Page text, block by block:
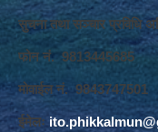
सुचना तथा सञ्‍चार प्रविधि
फोन नं. 9813445685
मोवाईल नं. 9843747501
ईमेलः